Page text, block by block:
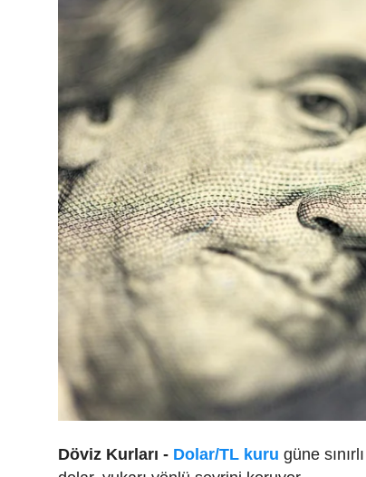
Döviz Kurları - Dolar/TL kuru güne